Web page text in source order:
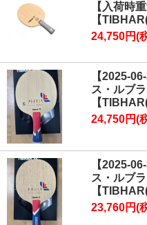
【入荷時
【
24,750円(
【2025-
ス・ルブ
【
24,750円(
【2025-
ス・ルブ
【
23,760円(